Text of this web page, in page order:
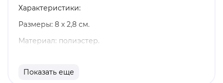
Характеристики:
Размеры: 8 х 2,8 см.
Материал: полиэстер.
продукт.
Показать еще